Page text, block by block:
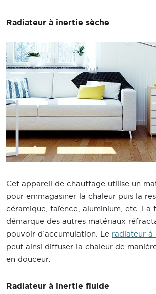
Radiateur à inertie sèche
Cet appareil de chauffage utilise un
pour emmagasiner la chaleur puis la
céramique, faïence, aluminium, etc. La
démarque des autres matériaux
pouvoir d’accumulation. Le radiateur à
peut ainsi diffuser la chaleur de
en douceur.
Radiateur à inertie fluide